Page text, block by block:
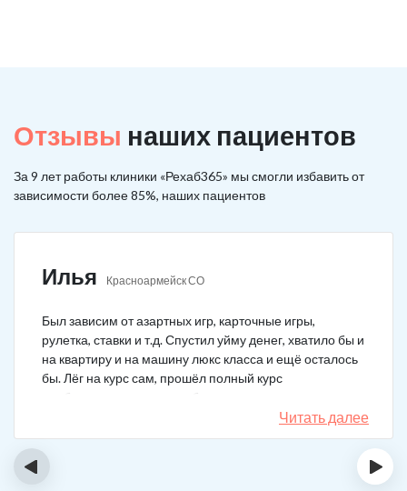
Отзывы наших пациентов
За 9 лет работы клиники «Рехаб365» мы смогли избавить от
зависимости более 85%, наших пациентов
Илья Красноармейск СО
Был зависим от азартных игр, карточные игры,
рулетка, ставки и т.д. Спустил уйму денег, хватило бы и
на квартиру и на машину люкс класса и ещё осталось
бы. Лёг на курс сам, прошёл полный курс
реабилитации, не сказал бы, что не охота
перекинуться в картишки к примеру, но я не играю уже
6 месяцев, боюсь вернуться в то состояние. Очень
Читать далее
‹ ›